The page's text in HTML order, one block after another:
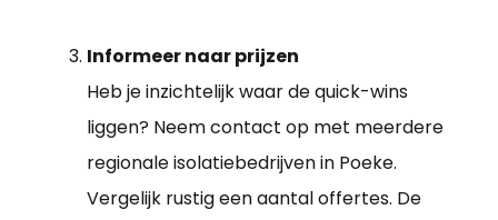
Informeer naar prijzen
Heb je inzichtelijk waar de quick-wins
liggen? Neem contact op met meerdere
regionale isolatiebedrijven in Poeke.
Vergelijk rustig een aantal offertes. De